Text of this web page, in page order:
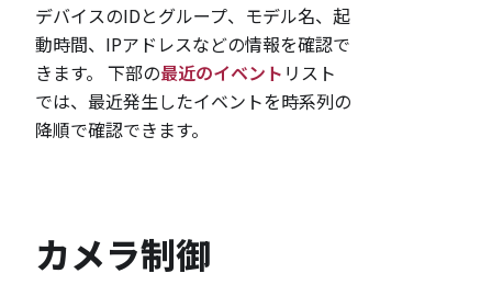
デバイスのIDとグループ、モデル名、起
動時間、IPアドレスなどの情報を確認で
きます。 下部の最近のイベント リスト
では、最近発生したイベントを時系列の
降順で確認できます。
カメラ制御